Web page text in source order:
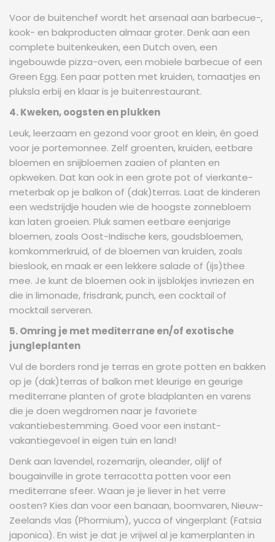
Voor de buitenchef wordt het arsenaal aan barbecue-,
kook- en bakproducten almaar groter. Denk aan een
complete buitenkeuken, een Dutch oven, een
ingebouwde pizza-oven, een mobiele barbecue of een
Green Egg. Een paar potten met kruiden, tomaatjes en
pluksla erbij en klaar is je buitenrestaurant.
4. Kweken, oogsten en plukken
Leuk, leerzaam en gezond voor groot en klein, én goed
voor je portemonnee. Zelf groenten, kruiden, eetbare
bloemen en snijbloemen zaaien of planten en
opkweken. Dat kan ook in een grote pot of vierkante-
meterbak op je balkon of (dak)terras. Laat de kinderen
een wedstrijdje houden wie de hoogste zonnebloem
kan laten groeien. Pluk samen eetbare eenjarige
bloemen, zoals Oost-Indische kers, goudsbloemen,
komkommerkruid, of de bloemen van kruiden, zoals
bieslook, en maak er een lekkere salade of (ijs)thee
mee. Je kunt de bloemen ook in ijsblokjes invriezen en
die in limonade, frisdrank, punch, een cocktail of
mocktail serveren.
5. Omring je met mediterrane en/of exotische
jungleplanten
Vul de borders rond je terras en grote potten en bakken
op je (dak)terras of balkon met kleurige en geurige
mediterrane planten of grote bladplanten en varens
die je doen wegdromen naar je favoriete
vakantiebestemming. Goed voor een instant-
vakantiegevoel in eigen tuin en land!
Denk aan lavendel, rozemarijn, oleander, olijf of
bougainville in grote terracotta potten voor een
mediterrane sfeer. Waan je je liever in het verre
oosten? Kies dan voor een banaan, boomvaren, Nieuw-
Zeelands vlas (Phormium), yucca of vingerplant (Fatsia
japonica). En wist je dat je vrijwel al je kamerplanten in